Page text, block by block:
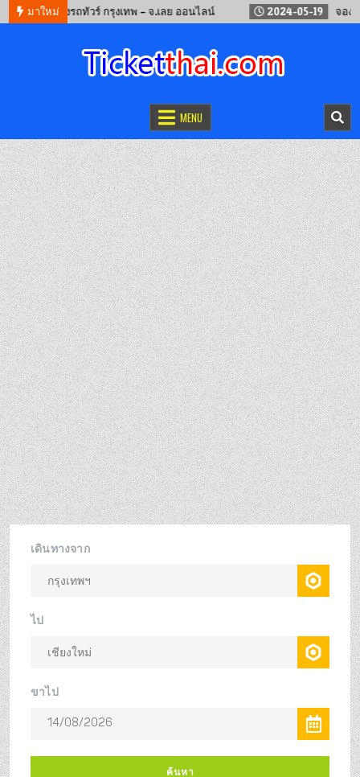
มาใหม่
จองรถทัวร์ กรุงเทพ – จ.เลย ออนไลน์ 2024-05-19 จองตั๋วรถ
MENU